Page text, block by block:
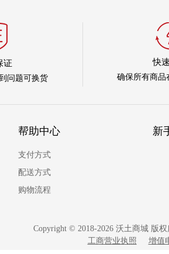
证
问题可换货
快
确保所有商品
帮助中心
支付方式
配送方式
购物流程
新
Copyright © 2018-2026 沃土商城 版
工商营业执照
增值